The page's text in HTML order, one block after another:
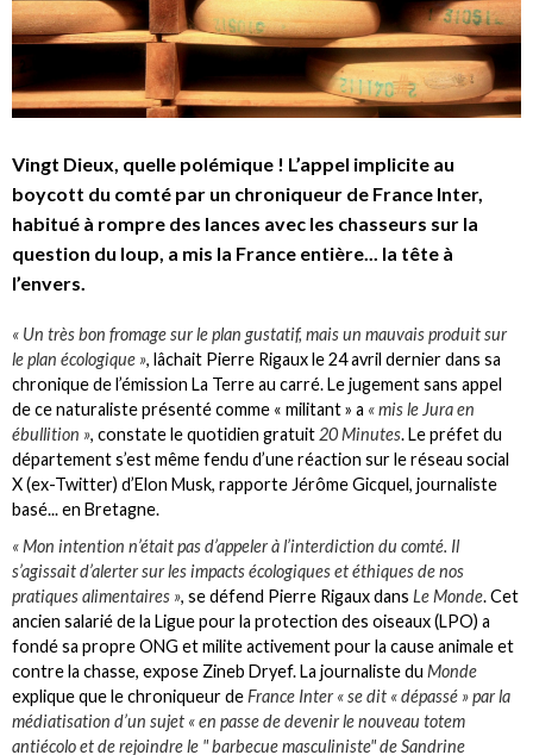
Vingt Dieux, quelle polémique ! L’appel implicite au
boycott du comté par un chroniqueur de France Inter,
habitué à rompre des lances avec les chasseurs sur la
question du loup, a mis la France entière... la tête à
l’envers.
« Un très bon fromage sur le plan gustatif, mais un mauvais produit sur
le plan écologique », lâchait Pierre Rigaux le 24 avril dernier dans sa
chronique de l’émission La Terre au carré. Le jugement sans appel
de ce naturaliste présenté comme « militant » a « mis le Jura en
ébullition », constate le quotidien gratuit20 Minutes. Le préfet du
département s’est même fendu d’une réaction sur le réseau social
X (ex-Twitter) d’Elon Musk, rapporte Jérôme Gicquel, journaliste
basé... en Bretagne.
« Mon intention n’était pas d’appeler à l’interdiction du comté. Il
s’agissait d’alerter sur les impacts écologiques et éthiques de nos
pratiques alimentaires », se défend Pierre Rigaux dans Le Monde. Cet
ancien salarié de la Ligue pour la protection des oiseaux (LPO) a
fondé sa propre ONG et milite activement pour la cause animale et
contre la chasse, expose Zineb Dryef. La journaliste du Monde
explique que le chroniqueur deFrance Inter « se dit « dépassé » par la
médiatisation d’un sujet « en passe de devenir le nouveau totem
antiécolo et de rejoindre le " barbecue masculiniste" de Sandrine